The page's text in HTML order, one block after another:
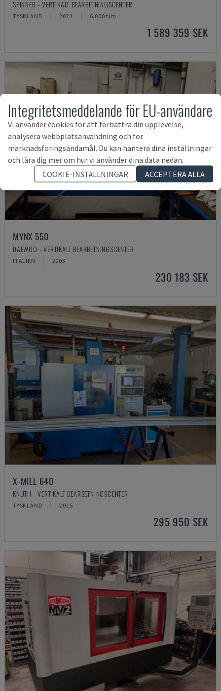
SPINNER - VERTIKALT BEARBETNINGSCENTER
TYSKLAND 2021 6.000 tim.
1 589 359 SEK
MYNX 550
DAEWOO - VERTIKALT BEARBETNINGSCENTER
ITALIEN 2003
230 183 SEK
X-MILL 640
KNUTH - VERTIKALT BEARBETNINGSCENTER
TYSKLAND 2015
295 950 SEK
Integritetsmeddelande för EU-användare
Vi använder cookies för att förbättra din upplevelse,
analysera webbplatsanvändning och för
marknadsföringsändamål. Du kan hantera dina inställningar
och lära dig mer om hur vi använder dina data nedan.
COOKIE-INSTÄLLNINGAR
ACCEPTERA ALLA